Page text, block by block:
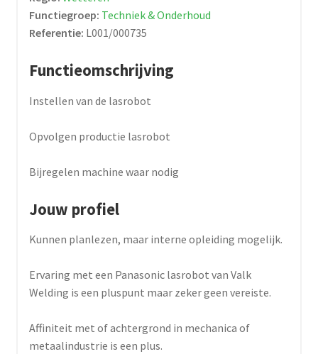
Functiegroep: Techniek & Onderhoud
Referentie: L001/000735
Functieomschrijving
Instellen van de lasrobot
Opvolgen productie lasrobot
Bijregelen machine waar nodig
Jouw profiel
Kunnen planlezen, maar interne opleiding mogelijk.
Ervaring met een Panasonic lasrobot van Valk
Welding is een pluspunt maar zeker geen vereiste.
Affiniteit met of achtergrond in mechanica of
metaalindustrie is een plus.